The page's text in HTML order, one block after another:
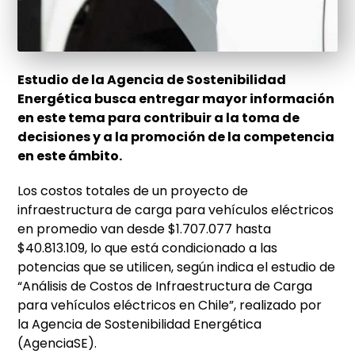
Estudio de la Agencia de Sostenibilidad
Energética busca entregar mayor información
en este tema para contribuir a la toma de
decisiones y a la promoción de la competencia
en este ámbito.
Los costos totales de un proyecto de
infraestructura de carga para vehículos eléctricos
en promedio van desde $1.707.077 hasta
$40.813.109, lo que está condicionado a las
potencias que se utilicen, según indica el estudio de
“Análisis de Costos de Infraestructura de Carga
para vehículos eléctricos en Chile”, realizado por
la Agencia de Sostenibilidad Energética
(AgenciaSE).